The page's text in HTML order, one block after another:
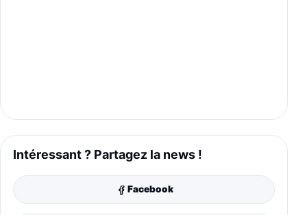
Intéressant ? Partagez la news !
Facebook